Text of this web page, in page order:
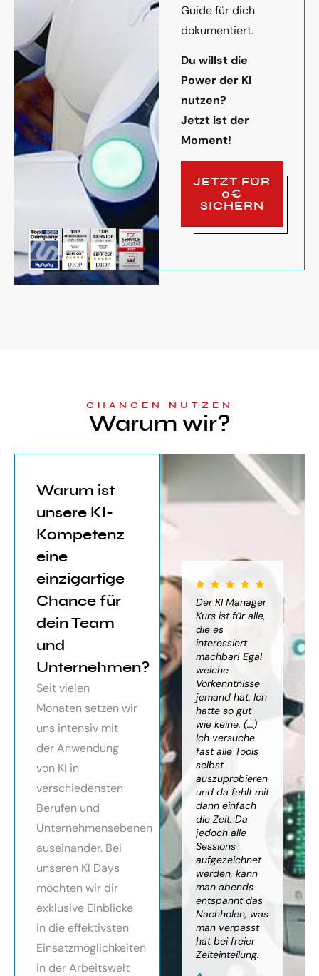
Guide für dich
dokumentiert.
Du willst die
Power der KI
nutzen?
Jetzt ist der
Moment!
JETZT FÜR
0€
SICHERN
CHANCEN NUTZEN
Warum wir?
Warum ist
unsere KI-
Kompetenz
eine
einzigartige
Chance für
dein Team
und
Unternehmen?
Seit vielen
Monaten setzen wir
uns intensiv mit
der Anwendung
von KI in
verschiedensten
Berufen und
Unternehmensebenen
auseinander. Bei
unseren KI Days
möchten wir dir
exklusive Einblicke
in die effektivsten
Einsatzmöglichkeiten
in der Arbeitswelt
von
sehr
die
von KI
von
Elisabeth
Der KI Manager
mich sehr
toller Überblick
über alles, was
mit kleinem
Ausblick.
Auf alle Fragen
teilweise
wurden für
Probleme noch
Anleitungen
bereitgestellt.
Monika
Vietz
Der KI Manager
Kurs ist für alle,
die es
interessiert
machbar! Egal
welche
Vorkenntnisse
jemand hat. Ich
hatte so gut
wie keine. (...)
Ich versuche
fast alle Tools
selbst
auszuprobieren
und da fehlt mit
dann einfach
die Zeit. Da
jedoch alle
Sessions
aufgezeichnet
werden, kann
man abends
entspannt das
Nachholen, was
man verpasst
hat bei freier
Zeiteinteilung.
zu